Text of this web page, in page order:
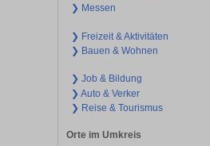
❯ Messen
❯ Freizeit & Aktivitäten
❯ Bauen & Wohnen
❯ Job & Bildung
❯ Auto & Verker
❯ Reise & Tourismus
Orte im Umkreis